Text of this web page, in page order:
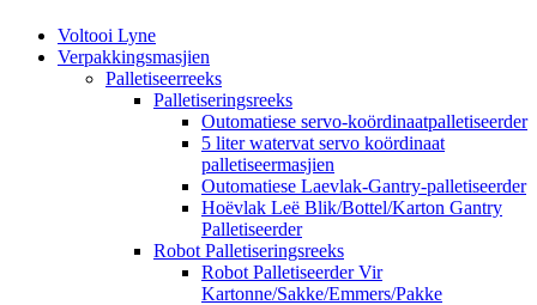
Voltooi Lyne
Verpakkingsmasjien
Palletiseerreeks
Palletiseringsreeks
Outomatiese servo-koördinaatpalletiseerder
5 liter watervat servo koördinaat
palletiseermasjien
Outomatiese Laevlak-Gantry-palletiseerder
Hoëvlak Leë Blik/Bottel/Karton Gantry
Palletiseerder
Robot Palletiseringsreeks
Robot Palletiseerder Vir
Kartonne/Sakke/Emmers/Pakke